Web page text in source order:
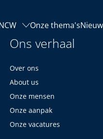
Onze thema's
Ons verhaal
Over ons
About us
Onze mensen
Onze aanpak
Onze vacatures